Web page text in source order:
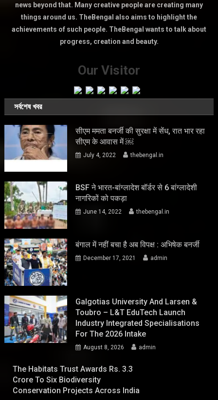
news beyond that. Many creative people are creating many
things around us. TheBengal also aims to highlight the
achievements of such people. TheBengal wants to talk about
progress, creation and beauty.
Our Visitor
সর্বশেষ খবর
सीएम ममता बनर्जी की सुरक्षा में सेंध, रात भार रहा
सीएम के आवास में ￼
July 4, 2022 thebengal.in
BSF ने भारत-बांग्लादेश बॉर्डर से 6 बांग्लादेशी
नागरिकों को पकड़ा
June 14, 2022 thebengal.in
बंगाल में नहीं बचा है अब विपक्ष : अभिषेक बनर्जी
December 17, 2021 admin
Galgotias University And Larsen &
Toubro – L&T EduTech Launch
Industry Integrated Specialisations
For The 2026 Intake
August 8, 2026 admin
The Habitats Trust Awards Rs. 3.3
Crore To Six Biodiversity
Conservation Projects Across India